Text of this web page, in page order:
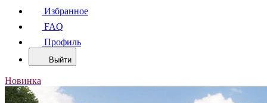
Избранное
FAQ
Профиль
Выйти
Новинка